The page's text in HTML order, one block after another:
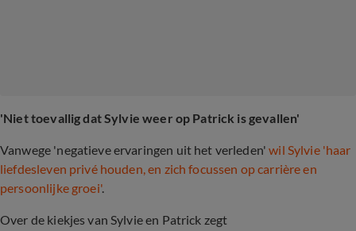
'Niet toevallig dat Sylvie weer op Patrick is gevallen'
Vanwege 'negatieve ervaringen uit het verleden'wil Sylvie 'haar
liefdesleven privé houden, en zich focussen op carrière en
persoonlijke groei'.
Over de kiekjes van Sylvie en Patrick zegt